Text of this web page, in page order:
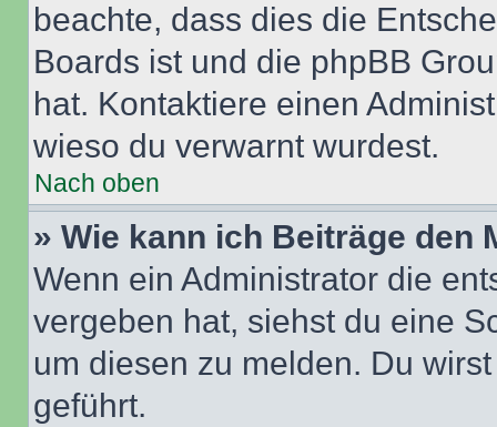
beachte, dass dies die
Boards ist und die phpBB
hat. Kontaktiere einen
wieso du verwarnt wurdest.
Nach oben
» Wie kann ich Beiträge den
Wenn ein Administrator die
vergeben hat, siehst du eine
um diesen zu melden. Du
geführt.